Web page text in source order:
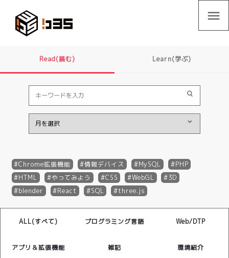
menu
Read(読む) Learn(学ぶ)
Chrome拡張機能 情報デバイス MySQL
PHP
HTML
やってみよう CSS WebGL
3D
blender
React SQL three.js
ALL(すべて) プログラミング言語 Web/DTP
アプリ＆拡張機能 雑記 環境紹介